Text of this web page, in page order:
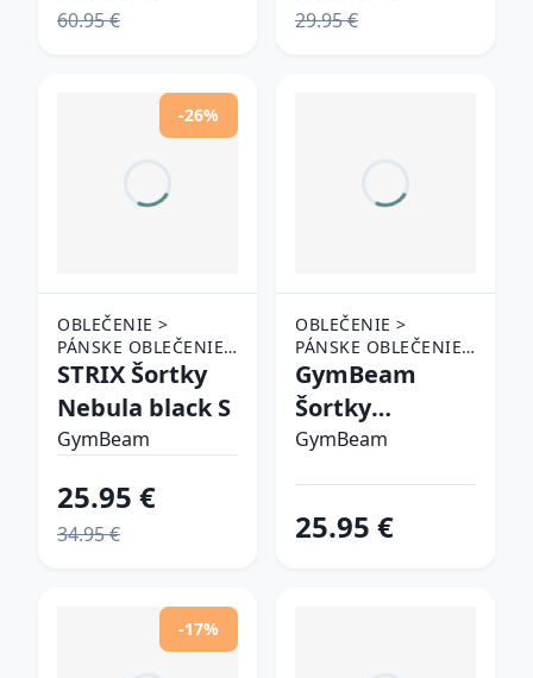
60.95 € 29.95 €
-26%
OBLEČENIE >
PÁNSKE OBLEČENIE
> ŠORTKY
STRIX Šortky
Nebula black S
GymBeam
25.95 €
34.95 €
OBLEČENIE >
PÁNSKE OBLEČENIE
> ŠORTKY
GymBeam
Šortky
Persistence
GymBeam
25.95 €
-17%